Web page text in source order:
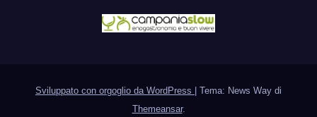
Sviluppato con orgoglio da WordPress
Tema: News Way di
Themeansar.